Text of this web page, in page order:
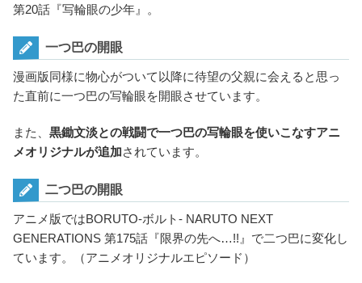
第20話『写輪眼の少年』。
一つ巴の開眼
漫画版同様に物心がついて以降に待望の父親に会えると思っ
た直前に一つ巴の写輪眼を開眼させています。
また、 黒鋤文淡との戦闘で一つ巴の写輪眼を使いこなすアニ
メオリジナルが追加されています。
二つ巴の開眼
アニメ版ではBORUTO-ボルト- NARUTO NEXT
GENERATIONS 第175話『限界の先へ…!!』で二つ巴に変化し
ています。（アニメオリジナルエピソード）